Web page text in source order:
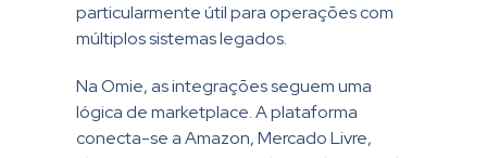
particularmente útil para operações com
múltiplos sistemas legados.
Na Omie, as integrações seguem uma
lógica de marketplace. A plataforma
conecta-se a Amazon, Mercado Livre,